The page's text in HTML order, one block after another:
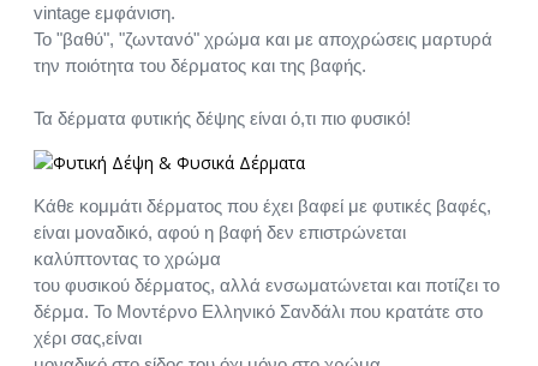
vintage εμφάνιση.
Το "βαθύ", "ζωντανό" χρώμα και με αποχρώσεις μαρτυρά
την ποιότητα του δέρματος και της βαφής.
Τα δέρματα φυτικής δέψης είναι ό,τι πιο φυσικό!
Κάθε κομμάτι δέρματος που έχει βαφεί με φυτικές βαφές,
είναι μοναδικό, αφού η βαφή δεν επιστρώνεται
καλύπτοντας το χρώμα
του φυσικού δέρματος, αλλά ενσωματώνεται και ποτίζει το
δέρμα. Το Μοντέρνο Ελληνικό Σανδάλι που κρατάτε στο
χέρι σας,είναι